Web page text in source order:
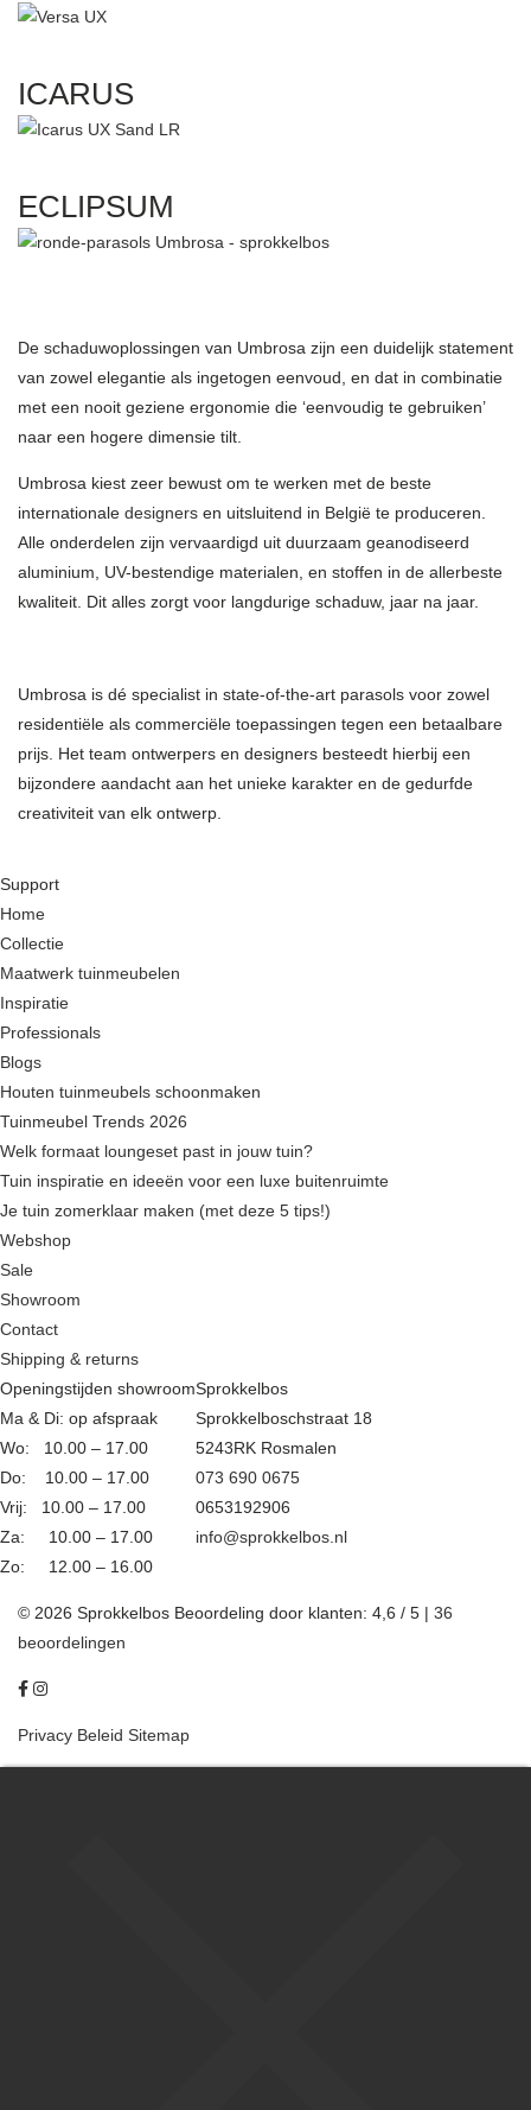
ICARUS
ECLIPSUM
De schaduwoplossingen van Umbrosa zijn een duidelijk statement
van zowel elegantie als ingetogen eenvoud, en dat in combinatie
met een nooit geziene ergonomie die ‘eenvoudig te gebruiken’
naar een hogere dimensie tilt.
Umbrosa kiest zeer bewust om te werken met de beste
internationale designers en uitsluitend in België te produceren.
Alle onderdelen zijn vervaardigd uit duurzaam geanodiseerd
aluminium, UV-bestendige materialen, en stoffen in de allerbeste
kwaliteit. Dit alles zorgt voor langdurige schaduw, jaar na jaar.
Umbrosa is dé specialist in state-of-the-art parasols voor zowel
residentiële als commerciële toepassingen tegen een betaalbare
prijs. Het team ontwerpers en designers besteedt hierbij een
bijzondere aandacht aan het unieke karakter en de gedurfde
creativiteit van elk ontwerp.
Support
Home
Collectie
Maatwerk tuinmeubelen
Inspiratie
Professionals
Blogs
Houten tuinmeubels schoonmaken
Tuinmeubel Trends 2026
Welk formaat loungeset past in jouw tuin?
Tuin inspiratie en ideeën voor een luxe buitenruimte
Je tuin zomerklaar maken (met deze 5 tips!)
Webshop
Sale
Showroom
Contact
Shipping & returns
Openingstijden showroom
Ma & Di: op afspraak
Wo: 10.00 – 17.00
Do: 10.00 – 17.00
Vrij: 10.00 – 17.00
Za: 10.00 – 17.00
Zo: 12.00 – 16.00
Sprokkelbos
Sprokkelboschstraat 18
5243RK Rosmalen
073 690 0675
0653192906
info@sprokkelbos.nl
© 2026 Sprokkelbos Beoordeling door klanten: 4,6 / 5 | 36
beoordelingen
Privacy Beleid Sitemap